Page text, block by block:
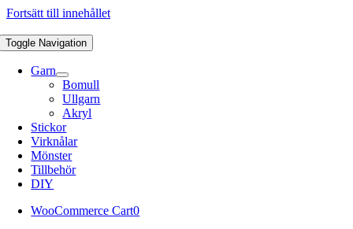
Fortsätt till innehållet
Toggle Navigation
Garn
Bomull
Ullgarn
Akryl
Stickor
Virknålar
Mönster
Tillbehör
DIY
WooCommerce Cart0